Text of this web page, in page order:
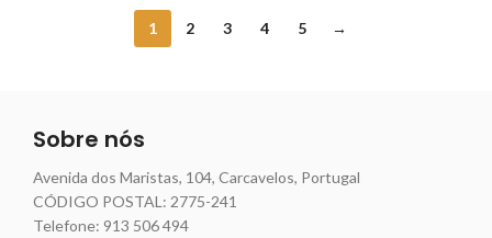
1 2 3 4 5 →
Sobre nós
Avenida dos Maristas, 104, Carcavelos, Portugal
CÓDIGO POSTAL: 2775-241
Telefone: 913 506 494